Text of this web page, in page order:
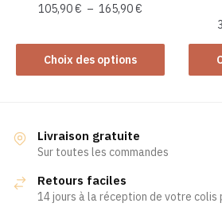
produit
105,90€ – 165,90€
prix :
à
Choix des options
produit
a
Les
options
peuvent
être
Livraison gratuite
Sur toutes les commandes
Retours faciles
14 jours à la réception de votre colis